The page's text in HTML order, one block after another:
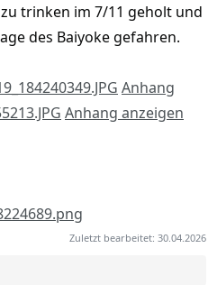
trinken im 7/11 geholt und
des Baiyoke gefahren.
Anhang
Anhang anzeigen
Zuletzt bearbeitet: 30.04.2026